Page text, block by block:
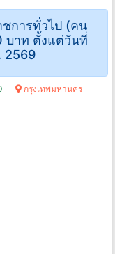
การทั่วไป (คน
บาท ตั้งแต่วันที่
2569
กรุงเทพมหานคร